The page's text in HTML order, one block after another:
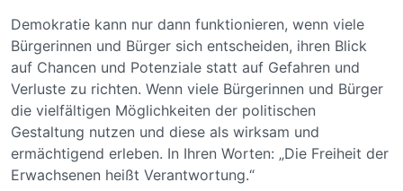
Demokratie kann nur dann funktionieren, wenn viele
Bürgerinnen und Bürger sich entscheiden, ihren Blick
auf Chancen und Potenziale statt auf Gefahren und
Verluste zu richten. Wenn viele Bürgerinnen und Bürger
die vielfältigen Möglichkeiten der politischen
Gestaltung nutzen und diese als wirksam und
ermächtigend erleben. In Ihren Worten: „Die Freiheit der
Erwachsenen heißt Verantwortung.“